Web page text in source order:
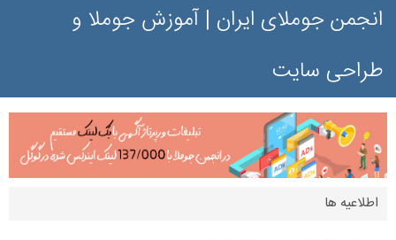
انجمن جوملای ایران | آموزش جوملا و
طراحی سایت
اطلاعیه ها